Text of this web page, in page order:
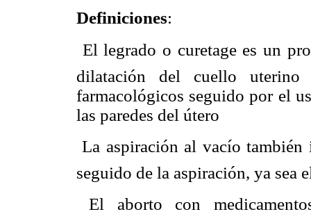
Definiciones:
 El legrado o curetage es un
dilatación del cuello uterino
farmacológicos seguido por el
las paredes del útero
 La aspiración al vacío
seguido de la aspiración, ya sea
 El aborto con